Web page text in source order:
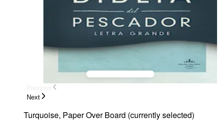
Next
Turquoise, Paper Over Board (currently selected)